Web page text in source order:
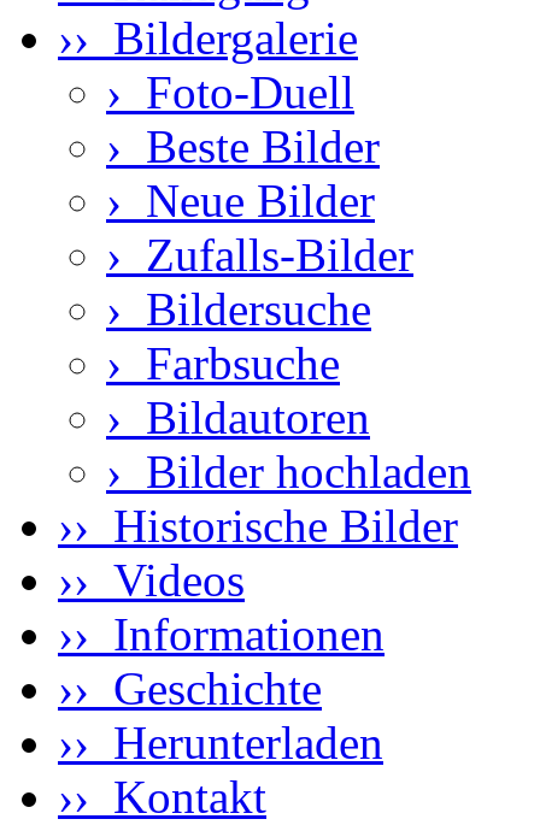
›› Bildergalerie
› Foto-Duell
› Beste Bilder
› Neue Bilder
› Zufalls-Bilder
› Bildersuche
› Farbsuche
› Bildautoren
› Bilder hochladen
›› Historische Bilder
›› Videos
›› Informationen
›› Geschichte
›› Herunterladen
›› Kontakt